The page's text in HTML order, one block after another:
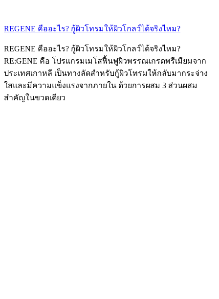
REGENE คืออะไร? กู้ผิวโทรมให้ผิวโกลว์ได้จริงไหม?
REGENE คืออะไร? กู้ผิวโทรมให้ผิวโกลว์ได้จริงไหม?
RE:GENE คือ โปรแกรมเมโสฟื้นฟูผิวพรรณเกรดพรีเมียมจาก
ประเทศเกาหลี เป็นทางลัดสำหรับกู้ผิวโทรมให้กลับมากระจ่าง
ใสและมีความแข็งแรงจากภายใน ด้วยการผสม 3 ส่วนผสม
สำคัญในขวดเดียว